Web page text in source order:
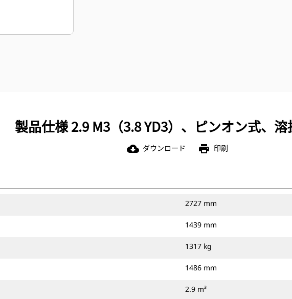
製品仕様 2.9 M3（3.8 YD3）、ピンオン式、
cloud_download ダウンロード print 印刷
2727 mm
1439 mm
1317 kg
1486 mm
2.9 m³